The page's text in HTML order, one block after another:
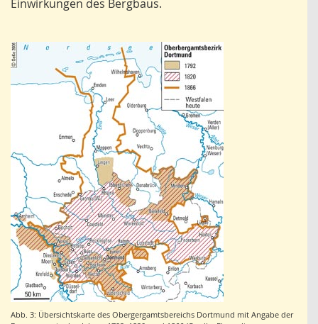
Einwirkungen des Bergbaus.
Abb. 3: Übersichtskarte des Obergergamtsbereichs Dortmund mit Angabe der